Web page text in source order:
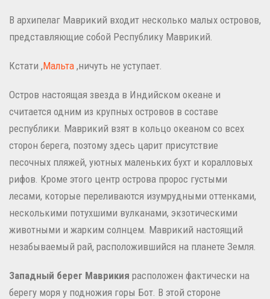
В архипелаг Маврикий входит несколько малых островов,
представляющие собой Республику Маврикий.
Кстати ,Мальта ,ничуть не уступает.
Остров настоящая звезда в Индийском океане и
считается одним из крупных островов в составе
республики. Маврикий взят в кольцо океаном со всех
сторон берега, поэтому здесь царит присутствие
песочных пляжей, уютных маленьких бухт и коралловых
рифов. Кроме этого центр острова пророс густыми
лесами, которые переливаются изумрудными оттенками,
несколькими потухшими вулканами, экзотическими
животными и жарким солнцем. Маврикий настоящий
незабываемый рай, расположившийся на планете Земля.
Западный берег Маврикия расположен фактически на
берегу моря у подножия горы Бот. В этой стороне